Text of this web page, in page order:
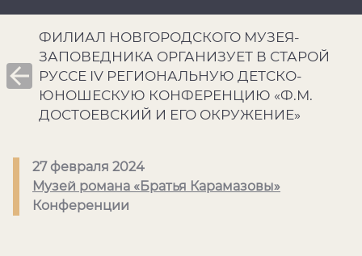
ФИЛИАЛ НОВГОРОДСКОГО МУЗЕЯ-
ЗАПОВЕДНИКА ОРГАНИЗУЕТ В СТАРОЙ
РУССЕ IV РЕГИОНАЛЬНУЮ ДЕТСКО-
ЮНОШЕСКУЮ КОНФЕРЕНЦИЮ «Ф.М.
ДОСТОЕВСКИЙ И ЕГО ОКРУЖЕНИЕ»
27 февраля 2024
Музей романа «Братья Карамазовы»
Конференции